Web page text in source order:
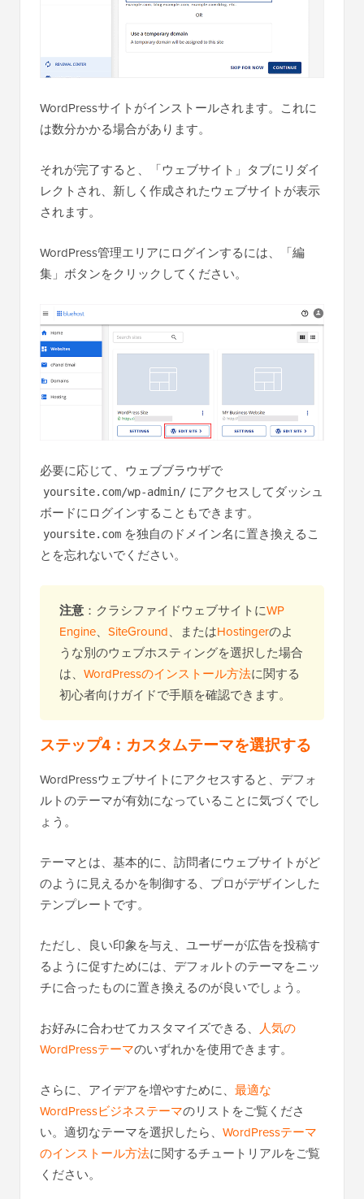
WordPressサイトがインストールされます。これに
は数分かかる場合があります。
それが完了すると、「ウェブサイト」タブにリダイ
レクトされ、新しく作成されたウェブサイトが表示
されます。
WordPress管理エリアにログインするには、「編
集」ボタンをクリックしてください。
必要に応じて、ウェブブラウザで
yoursite.com/wp-admin/ にアクセスしてダッシュ
ボードにログインすることもできます。
yoursite.com を独自のドメイン名に置き換えるこ
とを忘れないでください。
注意 ：クラシファイドウェブサイトにWP
Engine、 SiteGround、またはHostingerのよ
うな別のウェブホスティングを選択した場合
は、 WordPressのインストール方法に関する
初心者向けガイドで手順を確認できます。
ステップ4：カスタムテーマを選択する
WordPressウェブサイトにアクセスすると、デフォ
ルトのテーマが有効になっていることに気づくでし
ょう。
テーマとは、基本的に、訪問者にウェブサイトがど
のように見えるかを制御する、プロがデザインした
テンプレートです。
ただし、良い印象を与え、ユーザーが広告を投稿す
るように促すためには、デフォルトのテーマをニッ
チに合ったものに置き換えるのが良いでしょう。
お好みに合わせてカスタマイズできる、 人気の
WordPressテーマのいずれかを使用できます。
さらに、アイデアを増やすために、 最適な
WordPressビジネステーマのリストをご覧くださ
い。適切なテーマを選択したら、 WordPressテーマ
のインストール方法に関するチュートリアルをご覧
ください。